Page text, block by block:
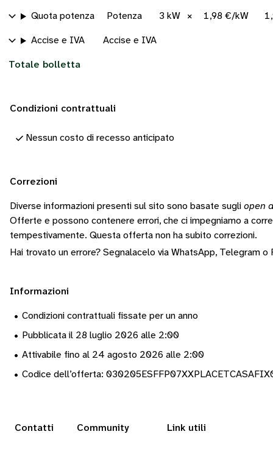
Quota potenza Potenza 3 kW × 1,98 €/kW
Accise e IVA Accise e IVA
Totale bolletta
Condizioni contrattuali
Nessun costo di recesso anticipato
Correzioni
Diverse informazioni presenti sul sito sono basate sugli open
Offerte e possono contenere errori, che ci impegniamo a
tempestivamente. Questa offerta non ha subito correzioni.
Hai trovato un errore? Segnalacelo via WhatsApp, Telegram o
Informazioni
• Condizioni contrattuali fissate per un anno
• Pubblicata il 28 luglio 2026 alle 2:00
• Attivabile fino al 24 agosto 2026 alle 2:00
• Codice dell’offerta:
Contatti Community Link utili